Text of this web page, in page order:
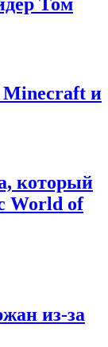
Том
Minecraft и
который
World of
из-за